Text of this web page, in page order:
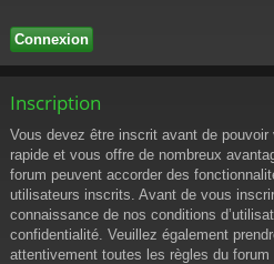
Inscription
Vous devez être inscrit avant de pouvoir
rapide et vous offre de nombreux
forum peuvent accorder des
utilisateurs inscrits. Avant de vous
connaissance de nos conditions
confidentialité. Veuillez également
attentivement toutes les règles du forum